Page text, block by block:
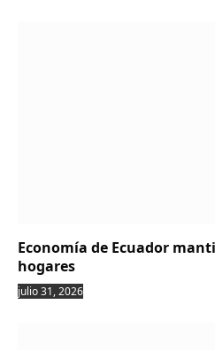
Economía de Ecuador
hogares
julio 31, 2026